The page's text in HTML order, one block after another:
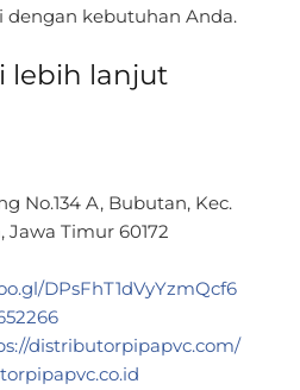
dengan kebutuhan Anda.
lebih lanjut
No.134 A, Bubutan, Kec.
Jawa Timur 60172
DPsFhT1dVyYzmQcf6
distributorpipapvc.com/